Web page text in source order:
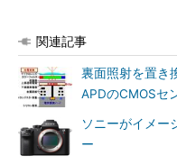
関連記事
裏面照射を置き
APDのCMOSセ
ソニーがイメー
ー